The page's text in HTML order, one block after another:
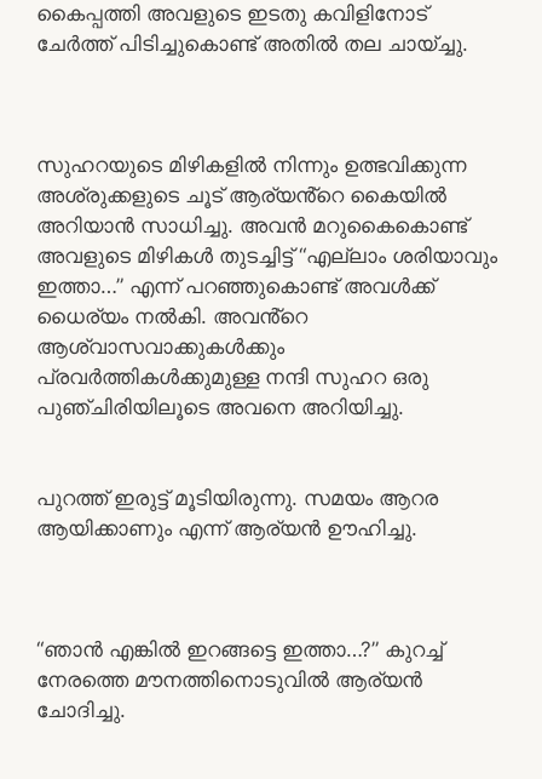
കൈപ്പത്തി അവളുടെ ഇടതു കവിളിനോട്
ചേർത്ത് പിടിച്ചുകൊണ്ട് അതിൽ തല ചായ്ച്ചു.
സുഹറയുടെ മിഴികളിൽ നിന്നും ഉത്ഭവിക്കുന്ന
അശ്രുക്കളുടെ ചൂട് ആര്യൻ്റെ കൈയിൽ
അറിയാൻ സാധിച്ചു. അവൻ മറുകൈകൊണ്ട്
അവളുടെ മിഴികൾ തുടച്ചിട്ട് “എല്ലാം ശരിയാവും
ഇത്താ…” എന്ന് പറഞ്ഞുകൊണ്ട് അവൾക്ക്
ധൈര്യം നൽകി. അവൻ്റെ
ആശ്വാസവാക്കുകൾക്കും
പ്രവർത്തികൾക്കുമുള്ള നന്ദി സുഹറ ഒരു
പുഞ്ചിരിയിലൂടെ അവനെ അറിയിച്ചു.
പുറത്ത് ഇരുട്ട് മൂടിയിരുന്നു. സമയം ആറര
ആയിക്കാണും എന്ന് ആര്യൻ ഊഹിച്ചു.
“ഞാൻ എങ്കിൽ ഇറങ്ങട്ടെ ഇത്താ…?” കുറച്ച്
നേരത്തെ മൗനത്തിനൊടുവിൽ ആര്യൻ
ചോദിച്ചു.